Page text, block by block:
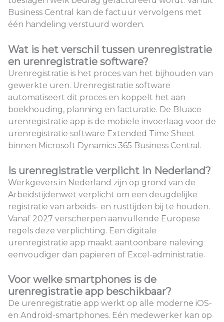
Business Central kan de factuur vervolgens met
één handeling verstuurd worden.
Wat is het verschil tussen urenregistratie
en urenregistratie software?
Urenregistratie is het proces van het bijhouden van
gewerkte uren. Urenregistratie software
automatiseert dit proces en koppelt het aan
boekhouding, planning en facturatie. De Bluace
urenregistratie app is de mobiele invoerlaag voor de
urenregistratie software Extended Time Sheet
binnen Microsoft Dynamics 365 Business Central.
Is urenregistratie verplicht in Nederland?
Werkgevers in Nederland zijn op grond van de
Arbeidstijdenwet verplicht om een deugdelijke
registratie van arbeids- en rusttijden bij te houden.
Vanaf 2027 verscherpen aanvullende Europese
regels deze verplichting. Een digitale
urenregistratie app maakt aantoonbare naleving
eenvoudiger dan papieren of Excel-administratie.
Voor welke smartphones is de
urenregistratie app beschikbaar?
De urenregistratie app werkt op alle moderne iOS-
en Android-smartphones. Eén medewerker kan op